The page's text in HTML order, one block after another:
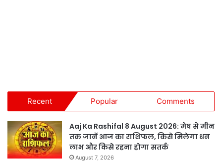
Recent Popular Comments
Aaj Ka Rashifal 8 August 2026: मेष से मीन
तक जानें आज का राशिफल, किसे मिलेगा धन
लाभ और किसे रहना होगा सतर्क
August 7, 2026